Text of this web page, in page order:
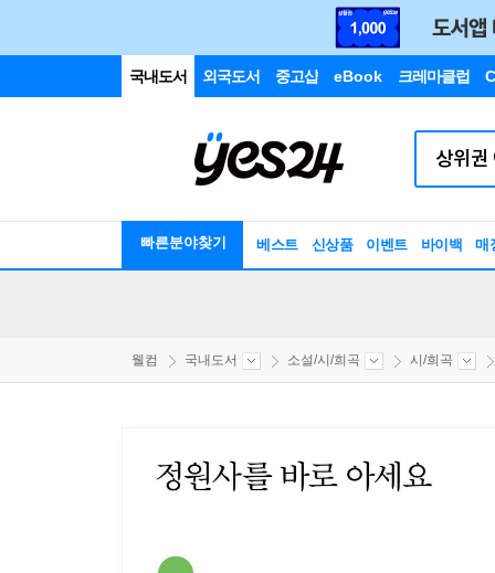
국내도서 외국도서 중고샵 eBook 크레마클럽
빠른분야찾기 베스트 신상품 이벤트 바이백 매
웰컴 국내도서 소설/시/희곡 시/희곡